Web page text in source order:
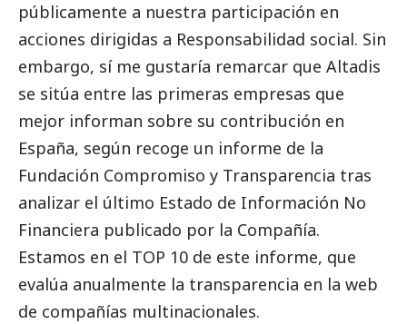
públicamente a nuestra participación en
acciones dirigidas a Responsabilidad social. Sin
embargo, sí me gustaría remarcar que Altadis
se sitúa entre las primeras empresas que
mejor informan sobre su contribución en
España, según recoge un informe de la
Fundación Compromiso y Transparencia tras
analizar el último Estado de Información No
Financiera publicado por la Compañía.
Estamos en el TOP 10 de este informe, que
evalúa anualmente la transparencia en la web
de compañías multinacionales.